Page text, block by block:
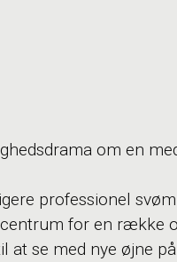
om en
professionel
for en række
at se med nye øjne